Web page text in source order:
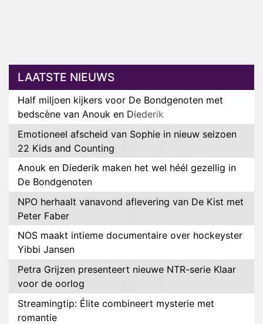
LAATSTE NIEUWS
Half miljoen kijkers voor De Bondgenoten met
bedscène van Anouk en Diederik
Emotioneel afscheid van Sophie in nieuw seizoen
22 Kids and Counting
Anouk en Diederik maken het wel héél gezellig in
De Bondgenoten
NPO herhaalt vanavond aflevering van De Kist met
Peter Faber
NOS maakt intieme documentaire over hockeyster
Yibbi Jansen
Petra Grijzen presenteert nieuwe NTR-serie Klaar
voor de oorlog
Streamingtip: Élite combineert mysterie met
romantie